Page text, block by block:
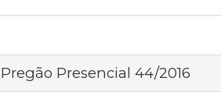
Pregão Presencial 44/2016